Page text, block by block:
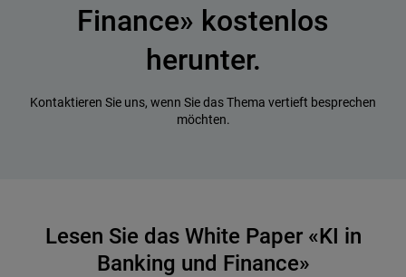
Finance» kostenlos
herunter.
Kontaktieren Sie uns, wenn Sie das Thema vertieft besprechen
möchten.
Lesen Sie das White Paper «KI in
Banking und Finance»